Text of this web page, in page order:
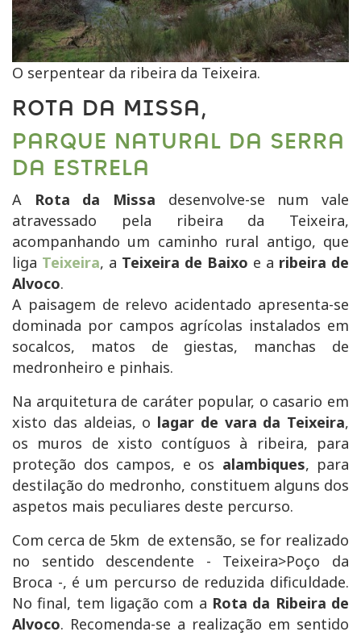
O serpentear da ribeira da Teixeira.
ROTA DA MISSA,
PARQUE NATURAL DA SERRA
DA ESTRELA
A Rota da Missa desenvolve-se num vale
atravessado pela ribeira da Teixeira,
acompanhando um caminho rural antigo, que
liga Teixeira, a Teixeira de Baixo e a ribeira de
Alvoco.
A paisagem de relevo acidentado apresenta-se
dominada por campos agrícolas instalados em
socalcos, matos de giestas, manchas de
medronheiro e pinhais.
Na arquitetura de caráter popular, o casario em
xisto das aldeias, o lagar de vara da Teixeira,
os muros de xisto contíguos à ribeira, para
proteção dos campos, e os alambiques, para
destilação do medronho, constituem alguns dos
aspetos mais peculiares deste percurso.
Com cerca de 5km de extensão, se for realizado
no sentido descendente - Teixeira>Poço da
Broca -, é um percurso de reduzida dificuldade.
No final, tem ligação com a Rota da Ribeira de
Alvoco. Recomenda-se a realização em sentido